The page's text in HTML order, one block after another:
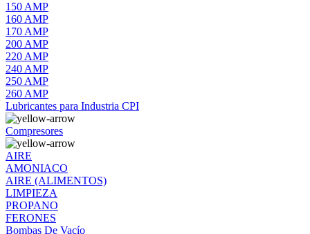
150 AMP
160 AMP
170 AMP
200 AMP
220 AMP
240 AMP
250 AMP
260 AMP
Lubricantes para Industria CPI
Compresores
AIRE
AMONIACO
AIRE (ALIMENTOS)
LIMPIEZA
PROPANO
FERONES
Bombas De Vacío